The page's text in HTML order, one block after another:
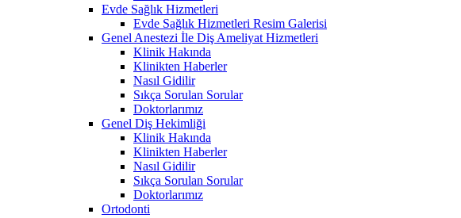
Evde Sağlık Hizmetleri
Evde Sağlık Hizmetleri Resim Galerisi
Genel Anestezi İle Diş Ameliyat Hizmetleri
Klinik Hakında
Klinikten Haberler
Nasıl Gidilir
Sıkça Sorulan Sorular
Doktorlarımız
Genel Diş Hekimliği
Klinik Hakında
Klinikten Haberler
Nasıl Gidilir
Sıkça Sorulan Sorular
Doktorlarımız
Ortodonti